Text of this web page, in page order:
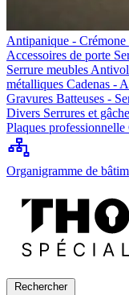
Antipanique -
Accessoires de porte
Serrure meubles
métalliques Cadenas -
Gravures Batteuses -
Divers Serrures et
Plaques professionnelle
Organigramme de
Rechercher